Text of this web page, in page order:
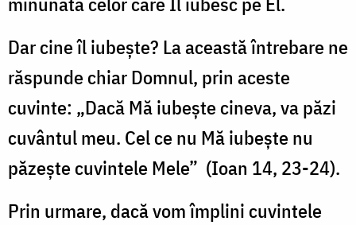
Dar cine îl iubeşte? La această întrebare ne
răspunde chiar Domnul, prin aceste
cuvinte: „Dacă Mă iubeşte cineva, va păzi
cuvântul meu. Cel ce nu Mă iubeşte nu
păzeşte cuvintele Mele” (Ioan 14, 23-24).
Prin urmare, dacă vom împlini cuvintele